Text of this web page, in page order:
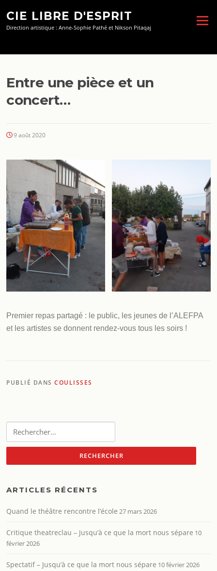
contenu
CIE LIBRE D'ESPRIT
Direction artistique : Anne-Sophie Pathé et Nikson Pitaqaj
Menu
Entre une pièce et un
concert…
9 août 2020
Premier repas partagé : le public, les jeunes de l’ALEFPA
et les artistes se donnent rendez-vous tous les soirs !
PUBLIÉ DANSCOULISSES
ARTICLES RÉCENTS
Quand le théâtre rencontre l’école 27 mars 2026
Critique theatreclau – Jusqu’à ce que la mort nous sépare 10
février 2026
Spectatif – Jusqu’à ce que la mort nous sépare 10 février 2026